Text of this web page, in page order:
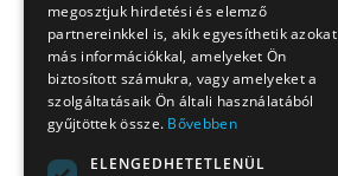
megosztjuk hirdetési és elemző
partnereinkkel is, akik egyesíthetik azokat
más információkkal, amelyeket Ön
biztosított számukra, vagy amelyeket a
szolgáltatásaik Ön általi használatából
gyűjtöttek össze. Bővebben
ELENGEDHETETLENÜL